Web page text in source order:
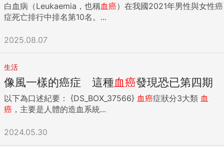
白血病（Leukaemia，也稱血癌）在我國2021年男性與女性癌
症死亡排行中排名第10名。...
2025.08.07
生活
像風一樣的癌症 這種血癌發現恐已第四期
以下為口述紀要： {DS_BOX_37566} 血癌症狀分3大類 血
癌 ，主要是人體的造血系統...
2024.05.30